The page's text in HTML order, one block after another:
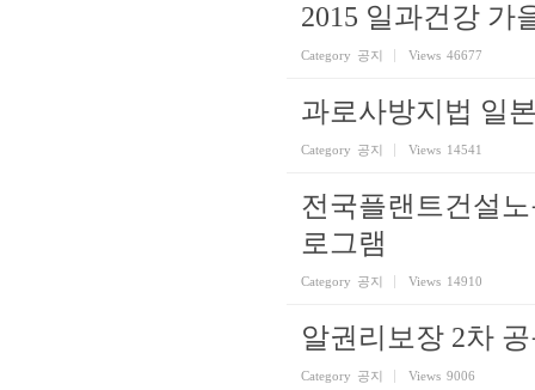
2015 일과건강 가
Category 공지 Views 46677
과로사방지법 일
Category 공지 Views 14541
전국플랜트건설
로그램
Category 공지 Views 14910
알권리보장 2차
Category 공지 Views 9006